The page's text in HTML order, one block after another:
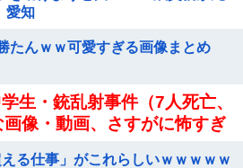
知
たんｗｗ可愛すぎる画像まとめ
生・銃乱射事件（7人死亡、
像・動画、さすがに怖すぎ
る仕事」がこれらしいｗｗｗｗｗ